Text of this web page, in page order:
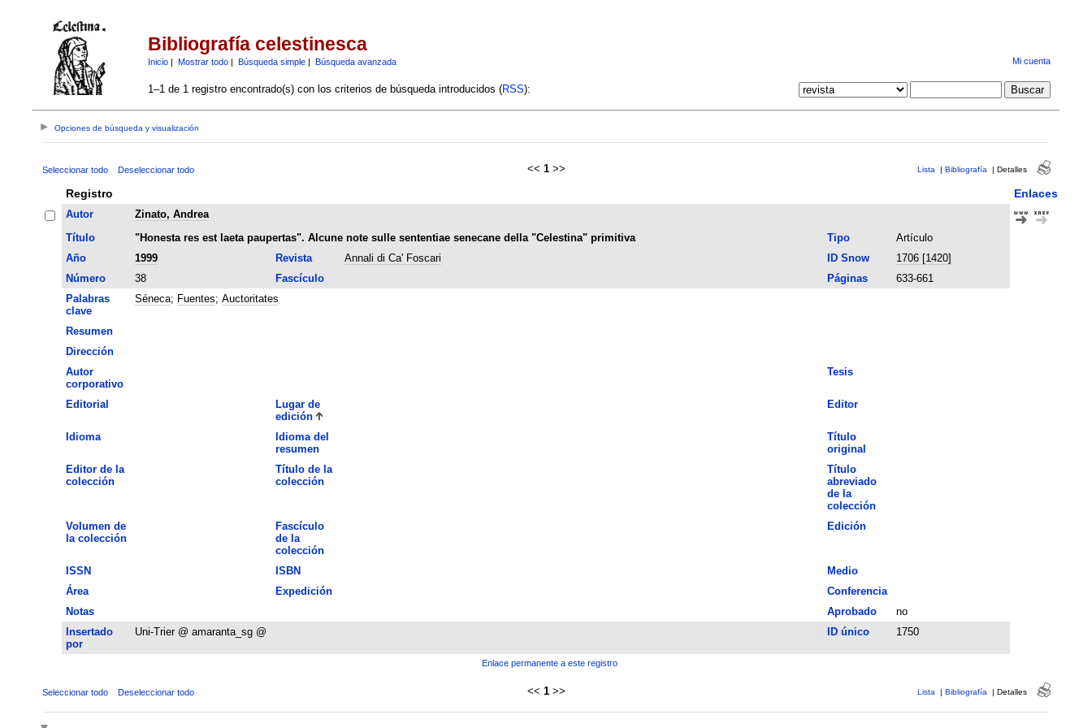
Bibliografía celestinesca
Inicio| Mostrar todo| Búsqueda simple| Búsqueda avanzada Mi cuenta
1–1 de 1 registro encontrado(s) con los criterios de búsqueda introducidos (RSS):
Opciones de búsqueda y visualización
Seleccionar todo Deseleccionar todo << 1 >> Lista | Bibliografía | Detalles
Registro Enlaces
Autor
Zinato, Andrea
Título
"Honesta res est laeta paupertas". Alcune note sulle sententiae senecane della "Celestina" primitiva Tipo
Artículo
Año
1999 Revista Annali di Ca' Foscari ID Snow
1706 [1420]
Número
38 Fascículo Páginas
633-661
Palabras
clave
Séneca; Fuentes; Auctoritates
Resumen
Dirección
Autor
corporativo
Tesis
Editorial
Lugar de
edición
Editor
Idioma
Idioma del
resumen
Título
original
Editor de la
colección
Título de la
colección
Título
abreviado
de la
colección
Volumen de
la colección
Fascículo
de la
colección
Edición
ISSN ISBN
Medio
Área
Expedición
Conferencia
Notas
Aprobado
no
Insertado
por
Uni-Trier @ amaranta_sg @ ID único 1750
Enlace permanente a este registro
Seleccionar todo Deseleccionar todo << 1 >> Lista | Bibliografía | Detalles